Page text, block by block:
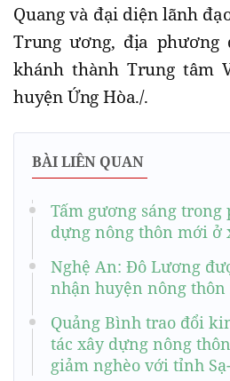
Quang và đại diện lãnh
Trung ương, địa
khánh thành Trung tâm
huyện Ứng Hòa./.
BÀI LIÊN QUAN
Tấm gương sáng trong
dựng nông thôn mới ở
Nghệ An: Đô Lương
nhận huyện nông
Quảng Bình trao đổi
tác xây dựng nông
giảm nghèo với tỉnh